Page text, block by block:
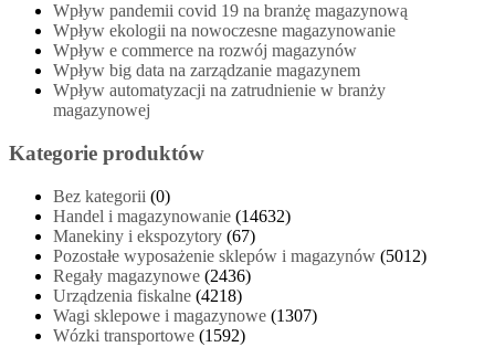
Wpływ pandemii covid 19 na branżę magazynową
Wpływ ekologii na nowoczesne magazynowanie
Wpływ e commerce na rozwój magazynów
Wpływ big data na zarządzanie magazynem
Wpływ automatyzacji na zatrudnienie w branży
magazynowej
Kategorie produktów
Bez kategorii (0)
Handel i magazynowanie (14632)
Manekiny i ekspozytory (67)
Pozostałe wyposażenie sklepów i magazynów (5012)
Regały magazynowe (2436)
Urządzenia fiskalne (4218)
Wagi sklepowe i magazynowe (1307)
Wózki transportowe (1592)